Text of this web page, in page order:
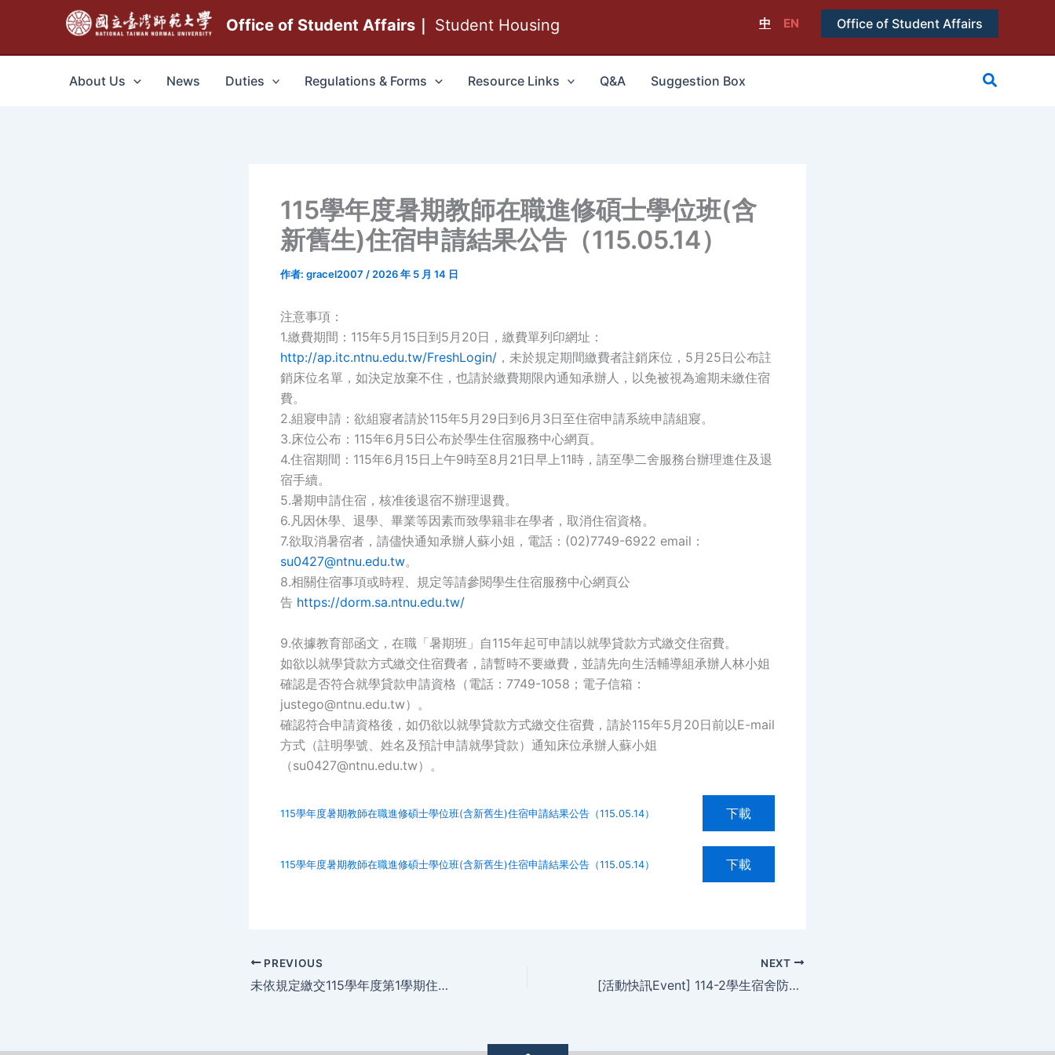
主
Office of Student Affairs｜ Student Housing 中 EN Office of Student Affairs
About Us News Duties Regulations & Forms Resource Links Q&A Suggestion Box
搜
115學年度暑期教師在職進修碩士學位班(含
新舊生)住宿申請結果公告（115.05.14）
作者: gracel2007 / 2026 年 5 月 14 日
注意事項：
1.繳費期間：115年5月15日到5月20日，繳費單列印網址：
http://ap.itc.ntnu.edu.tw/FreshLogin/ ，未於規定期間繳費者註銷床位，5月25日公布註
銷床位名單，如決定放棄不住，也請於繳費期限內通知承辦人，以免被視為逾期未繳住宿
費。
2.組寢申請：欲組寢者請於115年5月29日到6月3日至住宿申請系統申請組寢。
3.床位公布：115年6月5日公布於學生住宿服務中心網頁。
4.住宿期間：115年6月15日上午9時至8月21日早上11時，請至學二舍服務台辦理進住及退
宿手續。
5.暑期申請住宿，核准後退宿不辦理退費。
6.凡因休學、退學、畢業等因素而致學籍非在學者，取消住宿資格。
7.欲取消暑宿者，請儘快通知承辦人蘇小姐，電話：(02)7749-6922 email：
su0427@ntnu.edu.tw。
8.相關住宿事項或時程、規定等請參閱學生住宿服務中心網頁公
告 https://dorm.sa.ntnu.edu.tw/
9.依據教育部函文，在職「暑期班」自115年起可申請以就學貸款方式繳交住宿費。
如欲以就學貸款方式繳交住宿費者，請暫時不要繳費，並請先向生活輔導組承辦人林小姐
確認是否符合就學貸款申請資格（電話：7749-1058；電子信箱：
justego@ntnu.edu.tw）。
確認符合申請資格後，如仍欲以就學貸款方式繳交住宿費，請於115年5月20日前以E-mail
方式（註明學號、姓名及預計申請就學貸款）通知床位承辦人蘇小姐
（su0427@ntnu.edu.tw）。
115學年度暑期教師在職進修碩士學位班(含新舊生)住宿申請結果公告（115.05.14） 下載
115學年度暑期教師在職進修碩士學位班(含新舊生)住宿申請結果公告（115.05.14） 下載
PREVIOUS
未依規定繳交115學年度第1學期住宿費床位註銷名單(115.5.13)
NEXT
[活動快訊Event] 114-2學生宿舍防災教育講座2026 Fire Safety Seminar